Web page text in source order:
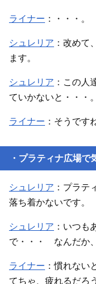
ライナー ：・・・。
シュレリア ：改めて
ます。
シュレリア ：この人
ていかないと・・・。
ライナー ：そうです
・プラティナ広場
シュレリア ：プラテ
落ち着かないです。
シュレリア ：いつも
で・・・ なんだか
ライナー ：慣れな
てちゃ、疲れるだろ